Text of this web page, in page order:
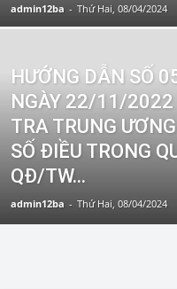
admin12ba - Thứ Hai, 08/04/2024
HƯỚNG DẪN SỐ
NGÀY 22/11/2022
TRA TRUNG
SỐ ĐIỀU TRONG
QĐ/TW...
admin12ba - Thứ Hai, 08/04/2024